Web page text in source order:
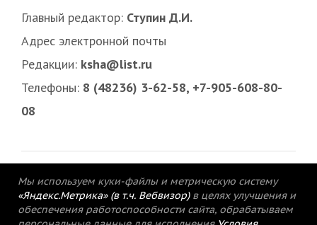
Главный редактор: Ступин Д.И.
Адрес электронной почты
Редакции: ksha@list.ru
Телефоны: 8 (48236) 3-62-58, +7-905-608-80-
08
Мы используем куки-файлы и метрическую систему
«Яндекс.Метрика» (в т.ч. Вебвизор) в целях улучшения и
обеспечения работоспособности сайта, обрабатываем